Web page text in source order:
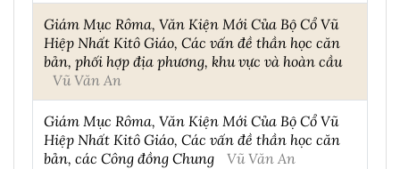
Giám Mục Rôma, Văn Kiện Mới Của Bộ Cổ Vũ
Hiệp Nhất Kitô Giáo, Các vấn đề thần học căn
bản, phối hợp địa phương, khu vực và hoàn cầu
Vũ Văn An
Giám Mục Rôma, Văn Kiện Mới Của Bộ Cổ Vũ
Hiệp Nhất Kitô Giáo, Các vấn đề thần học căn
bản, các Công đồng Chung
Vũ Văn An